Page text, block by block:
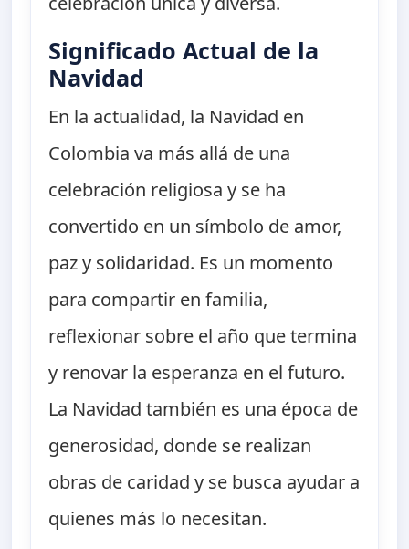
Significado Actual de la
Navidad
En la actualidad, la Navidad en
Colombia va más allá de una
celebración religiosa y se ha
convertido en un símbolo de amor,
paz y solidaridad. Es un momento
para compartir en familia,
reflexionar sobre el año que termina
y renovar la esperanza en el futuro.
La Navidad también es una época de
generosidad, donde se realizan
obras de caridad y se busca ayudar a
quienes más lo necesitan.